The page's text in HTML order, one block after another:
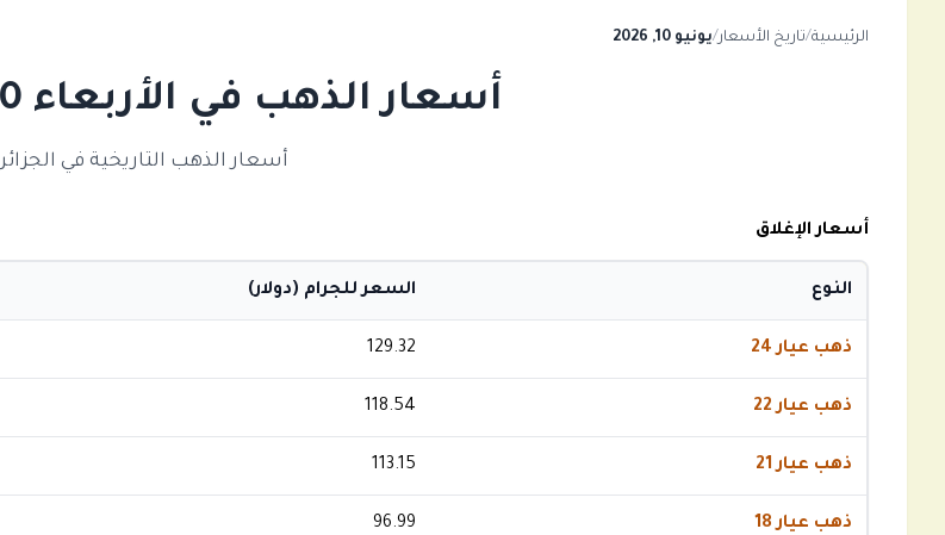
الرئيسية/تاريخ الأسعار/يونيو 10, 2026
أسعار الذهب في الأربعاء 10 يونيو 2026
أسعار الذهب التاريخية في الجزائر
أسعار الإغلاق
النوع السعر للجرام (دولار)
ذهب عيار 24 129.32
ذهب عيار 22 118.54
ذهب عيار 21 113.15
ذهب عيار 18 96.99